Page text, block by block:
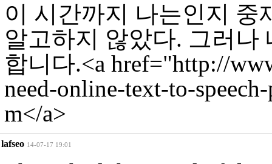
이 시간까지 나는인지 중
알고하지 않았다. 그러나
합니다.<a href="http://
need-online-text-to-
m</a>
lafseo 14-07-17 19:01